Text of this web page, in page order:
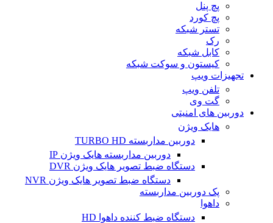
پچ پنل
پچ کورد
تستر شبکه
رک
کابل شبکه
کیستون و سوکت شبکه
تجهیزات ویپ
تلفن ویپ
گت وی
دوربین های امنیتی
هایک ویژن
دوربین مداربسته TURBO HD
دوربین مداربسته هایک ویژن IP
دستگاه ضبط تصویر هایک ویژن DVR
دستگاه ضبط تصویر هایک ویژن NVR
پک دوربین مداربسته
داهوا
دستگاه ضبط کننده داهوا HD